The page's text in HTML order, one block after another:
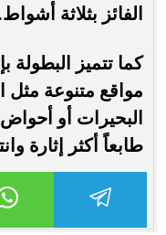
الفائز بثلاثة
كما تتميز البطولة
مواقع متنوعة مثل
البحيرات أو أحواض
طابعاً أكثر إثارة